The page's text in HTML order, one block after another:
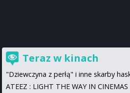
Teraz w kinach
"Dziewczyna z perłą" i inne skarby
ATEEZ : LIGHT THE WAY IN CINEMAS